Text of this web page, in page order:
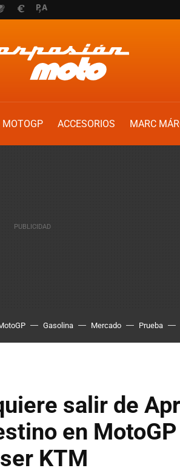
MOTOGP ACCESORIOS
MARC
Gasolina Mercado Prueba
salir de
en
KTM